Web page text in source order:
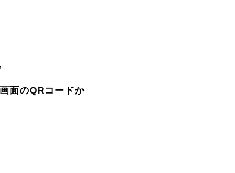
面のQRコードか